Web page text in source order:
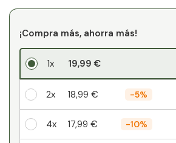
¡Compra más, ahorra más!
1x 19,99 €
2x 18,99 € -5%
4x 17,99 € -10%